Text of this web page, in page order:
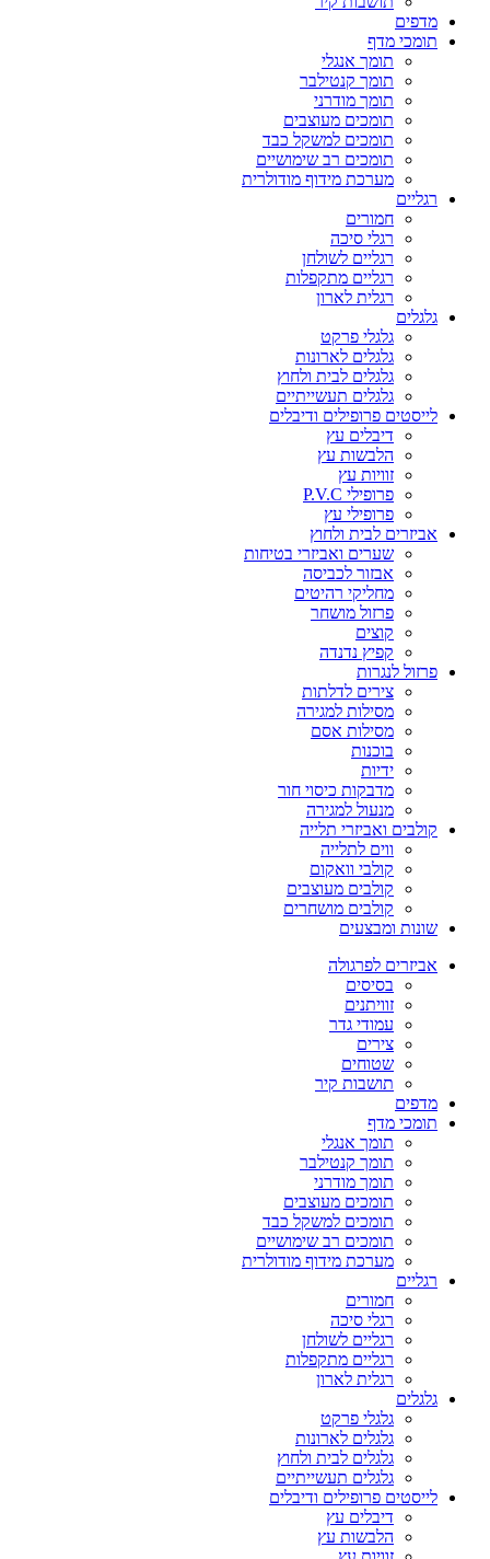
מדפים
תומכי מדף
תומך אנגלי
תומך קנטילבר
תומך מודרני
תומכים מעוצבים
תומכים למשקל כבד
תומכים רב שימושיים
מערכת מידוף מודולרית
רגליים
חמורים
רגלי סיכה
רגליים לשולחן
רגליים מתקפלות
רגלית לארון
גלגלים
גלגלי פרקט
גלגלים לארונות
גלגלים לבית ולחוץ
גלגלים תעשייתיים
לייסטים פרופילים ודיבלים
דיבלים עץ
הלבשות עץ
זוויות עץ
פרופילי P.V.C
פרופילי עץ
אביזרים לבית ולחוץ
שערים ואביזרי בטיחות
אבזור לכביסה
מחליקי רהיטים
פרזול מושחר
קוצים
קפיץ נדנדה
פרזול לנגרות
צירים לדלתות
מסילות למגירה
מסילות אסם
בוכנות
ידיות
מדבקות כיסוי חור
מנעול למגירה
קולבים ואביזרי תלייה
ווים לתלייה
קולבי וואקום
קולבים מעוצבים
קולבים מושחרים
שונות ומבצעים
אביזרים לפרגולה
בסיסים
זוויתנים
עמודי גדר
צירים
שטוחים
תושבות קיר
מדפים
תומכי מדף
תומך אנגלי
תומך קנטילבר
תומך מודרני
תומכים מעוצבים
תומכים למשקל כבד
תומכים רב שימושיים
מערכת מידוף מודולרית
רגליים
חמורים
רגלי סיכה
רגליים לשולחן
רגליים מתקפלות
רגלית לארון
גלגלים
גלגלי פרקט
גלגלים לארונות
גלגלים לבית ולחוץ
גלגלים תעשייתיים
לייסטים פרופילים ודיבלים
דיבלים עץ
הלבשות עץ